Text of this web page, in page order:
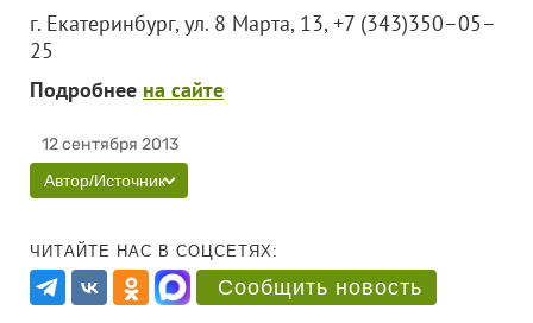
г. Екатеринбург, ул. 8 Марта, 13, +7 (343)350–05–
25
Подробнее на сайте
12 сентября 2013
Автор/Источник
ЧИТАЙТЕ НАС В СОЦСЕТЯХ:
Сообщить новость